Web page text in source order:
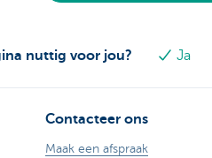
nuttig voor jou? Ja
Contacteer ons
Maak een afspraak